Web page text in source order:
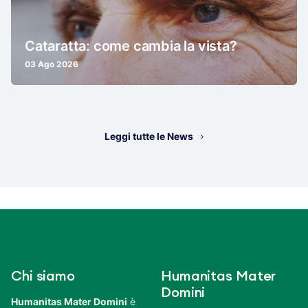
Cataratta: come cambia la vista?
03 Ago 2026
Leggi tutte le News
Chi siamo
Humanitas Mater Domini è
Humanitas Mater
Domini